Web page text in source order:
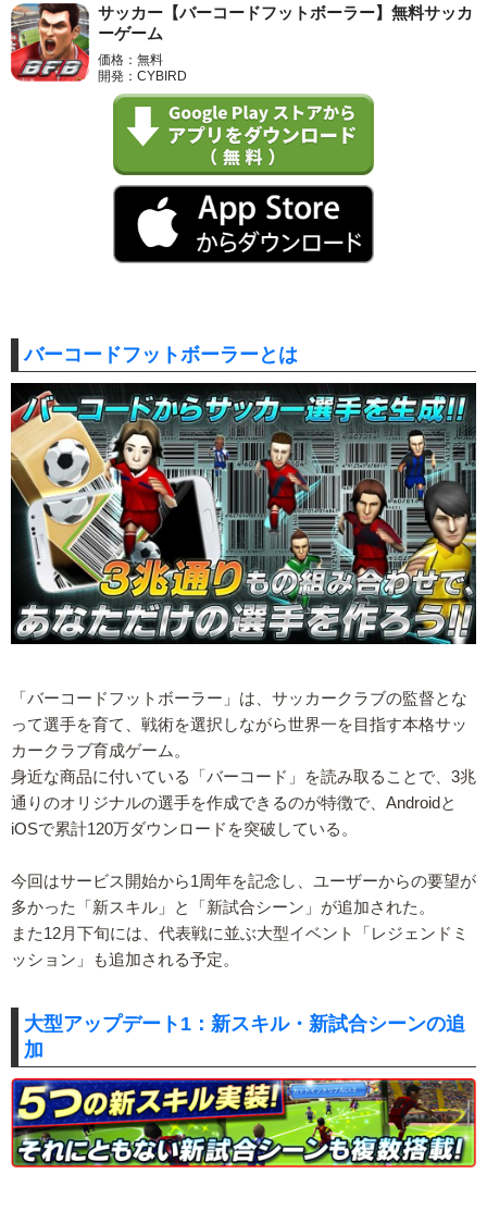
サッカー【バーコードフットボーラー】無料サッカ
ーゲーム
価格：無料
開発：CYBIRD
バーコードフットボーラーとは
「バーコードフットボーラー」は、サッカークラブの監督とな
って選手を育て、戦術を選択しながら世界一を目指す本格サッ
カークラブ育成ゲーム。
身近な商品に付いている「バーコード」を読み取ることで、3兆
通りのオリジナルの選手を作成できるのが特徴で、Androidと
iOSで累計120万ダウンロードを突破している。
今回はサービス開始から1周年を記念し、ユーザーからの要望が
多かった「新スキル」と「新試合シーン」が追加された。
また12月下旬には、代表戦に並ぶ大型イベント「レジェンドミ
ッション」も追加される予定。
大型アップデート1：新スキル・新試合シーンの追
加